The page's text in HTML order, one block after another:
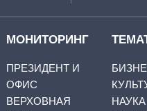
МОНИТОРИНГ
ПРЕЗИДЕНТ И
ОФИС
ВЕРХОВНАЯ
НАУКА